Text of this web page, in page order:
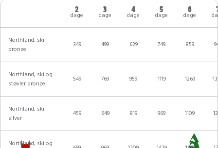
2
dage
3
dage
4
dage
5
dage
6
dage
Northland, ski
bronze
349 499 629 749 859
Northland, ski og
støvler bronze
549 769 959 1119 1269
Northland, ski
silver
459 649 819 969 1109
Northland, ski og